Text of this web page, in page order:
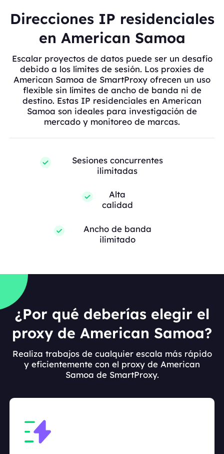
Direcciones IP residenciales
en American Samoa
Escalar proyectos de datos puede ser un desafío
debido a los límites de sesión. Los proxies de
American Samoa de SmartProxy ofrecen un uso
flexible sin límites de ancho de banda ni de
destino. Estas IP residenciales en American
Samoa son ideales para investigación de
mercado y monitoreo de marcas.
Sesiones concurrentes
ilimitadas
Alta
calidad
Ancho de banda
ilimitado
¿Por qué deberías elegir el
proxy de American Samoa?
Realiza trabajos de cualquier escala más rápido
y eficientemente con el proxy de American
Samoa de SmartProxy.